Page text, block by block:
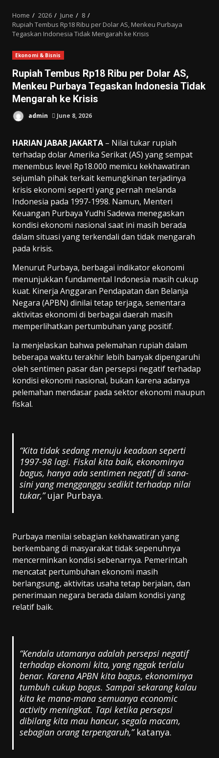
Home 2026 June
8
Rupiah Tembus Rp18 Ribu per Dolar AS, Menkeu Purbaya
Tegaskan Indonesia Tidak Mengarah ke Krisis
Ekonomi & Bisnis
Rupiah Tembus Rp18 Ribu per Dolar AS,
Menkeu Purbaya Tegaskan Indonesia Tidak
Mengarah ke Krisis
admin June 8, 2026
HARIAN JABAR JAKARTA – Nilai tukar rupiah
terhadap dolar Amerika Serikat (AS) yang sempat
menembus level Rp18.000 memicu kekhawatiran
sejumlah pihak terkait kemungkinan terjadinya
krisis ekonomi seperti yang pernah melanda
Indonesia pada 1997-1998. Namun, Menteri
Keuangan Purbaya Yudhi Sadewa menegaskan
kondisi ekonomi nasional saat ini masih berada
dalam situasi yang terkendali dan tidak mengarah
pada krisis.
Menurut Purbaya, berbagai indikator ekonomi
menunjukkan fundamental Indonesia masih cukup
kuat. Kinerja Anggaran Pendapatan dan Belanja
Negara (APBN) dinilai tetap terjaga, sementara
aktivitas ekonomi di berbagai daerah masih
memperlihatkan pertumbuhan yang positif.
Ia menjelaskan bahwa pelemahan rupiah dalam
beberapa waktu terakhir lebih banyak dipengaruhi
oleh sentimen pasar dan persepsi negatif terhadap
kondisi ekonomi nasional, bukan karena adanya
pelemahan mendasar pada sektor ekonomi maupun
fiskal.
“Kita tidak sedang menuju keadaan seperti
1997-98 lagi. Fiskal kita baik, ekonominya
bagus, hanya ada sentimen negatif di sana-
sini yang mengganggu sedikit terhadap nilai
tukar,”ujar Purbaya.
Purbaya menilai sebagian kekhawatiran yang
berkembang di masyarakat tidak sepenuhnya
mencerminkan kondisi sebenarnya. Pemerintah
mencatat pertumbuhan ekonomi masih
berlangsung, aktivitas usaha tetap berjalan, dan
penerimaan negara berada dalam kondisi yang
relatif baik.
“Kendala utamanya adalah persepsi negatif
terhadap ekonomi kita, yang nggak terlalu
benar. Karena APBN kita bagus, ekonominya
tumbuh cukup bagus. Sampai sekarang kalau
kita ke mana-mana semuanya economic
activity meningkat. Tapi ketika persepsi
dibilang kita mau hancur, segala macam,
sebagian orang terpengaruh,” katanya.